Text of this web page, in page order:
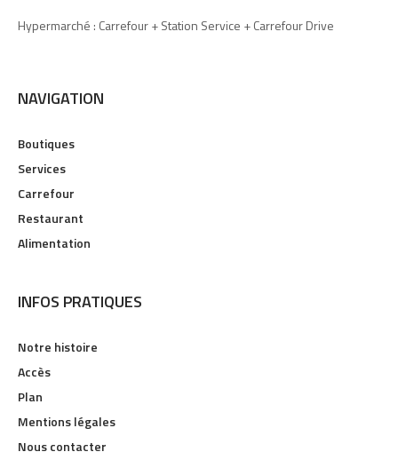
Hypermarché : Carrefour + Station Service + Carrefour Drive
NAVIGATION
Boutiques
Services
Carrefour
Restaurant
Alimentation
INFOS PRATIQUES
Notre histoire
Accès
Plan
Mentions légales
Nous contacter